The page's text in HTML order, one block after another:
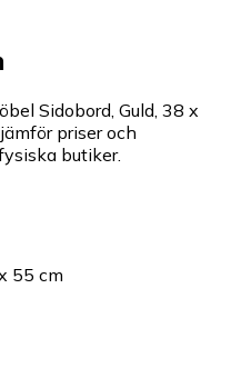
Sidobord, Guld, 38 x
priser och
butiker.
55 cm